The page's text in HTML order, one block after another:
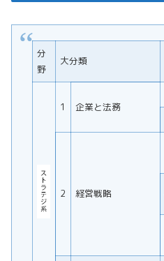
分
野
大分類
1 企業と法務
2 経営戦略